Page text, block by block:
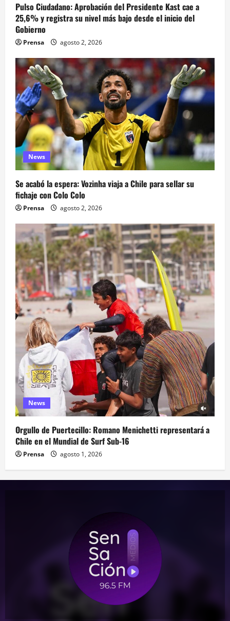
Pulso Ciudadano: Aprobación del Presidente Kast cae a
25,6% y registra su nivel más bajo desde el inicio del
Gobierno
Prensa agosto 2, 2026
News
Se acabó la espera: Vozinha viaja a Chile para sellar su
fichaje con Colo Colo
Prensa agosto 2, 2026
News
Orgullo de Puertecillo: Romano Menichetti representará a
Chile en el Mundial de Surf Sub-16
Prensa agosto 1, 2026